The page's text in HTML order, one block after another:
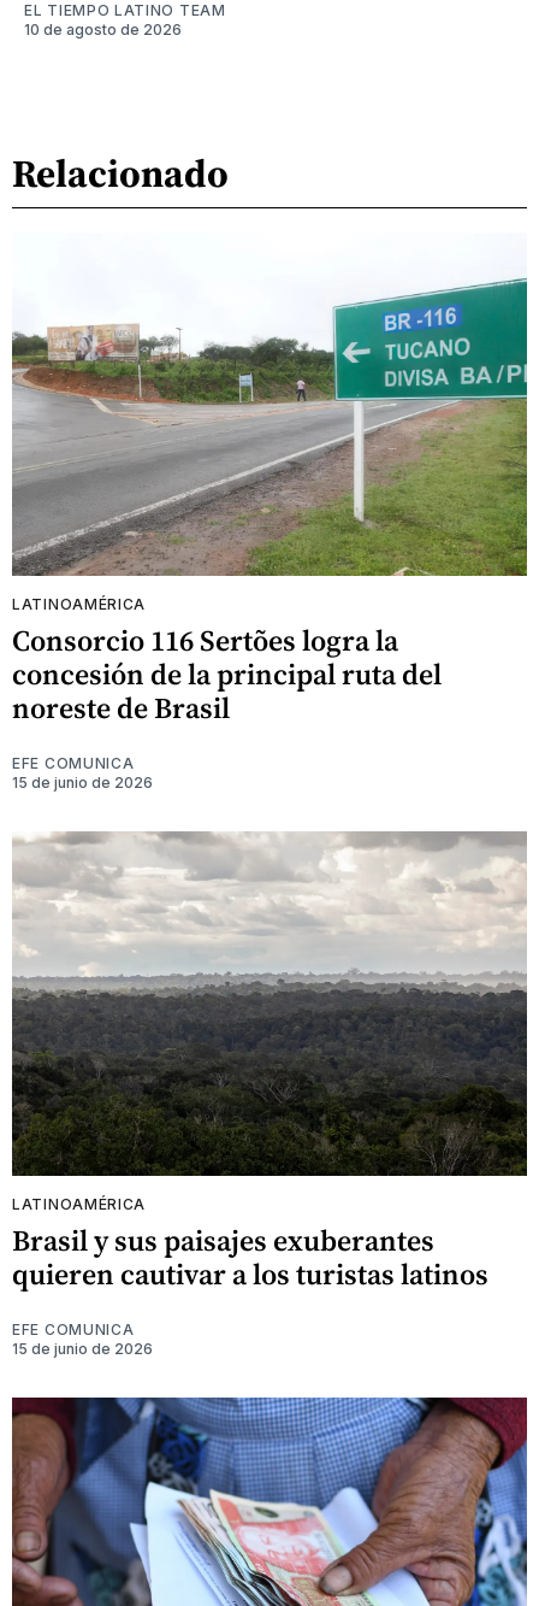
EL TIEMPO LATINO TEAM
10 de agosto de 2026
Relacionado
LATINOAMÉRICA
Consorcio 116 Sertões logra la
concesión de la principal ruta del
noreste de Brasil
EFE COMUNICA
15 de junio de 2026
LATINOAMÉRICA
Brasil y sus paisajes exuberantes
quieren cautivar a los turistas latinos
EFE COMUNICA
15 de junio de 2026